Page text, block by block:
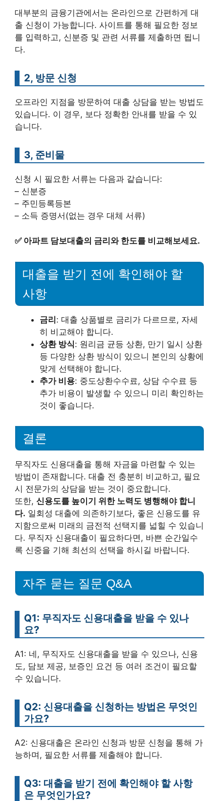
대부분의 금융기관에서는 온라인으로 간편하게 대
출 신청이 가능합니다. 사이트를 통해 필요한 정보
를 입력하고, 신분증 및 관련 서류를 제출하면 됩니
다.
2, 방문 신청
오프라인 지점을 방문하여 대출 상담을 받는 방법도
있습니다. 이 경우, 보다 정확한 안내를 받을 수 있
습니다.
3, 준비물
신청 시 필요한 서류는 다음과 같습니다:
– 신분증
– 주민등록등본
– 소득 증명서(없는 경우 대체 서류)
✅ 아파트 담보대출의 금리와 한도를 비교해보세요.
대출을 받기 전에 확인해야 할
사항
금리: 대출 상품별로 금리가 다르므로, 자세
히 비교해야 합니다.
상환 방식: 원리금 균등 상환, 만기 일시 상환
등 다양한 상환 방식이 있으니 본인의 상황에
맞게 선택해야 합니다.
추가 비용: 중도상환수수료, 상담 수수료 등
추가 비용이 발생할 수 있으니 미리 확인하는
것이 좋습니다.
결론
무직자도 신용대출을 통해 자금을 마련할 수 있는
방법이 존재합니다. 대출 전 충분히 비교하고, 필요
시 전문가의 상담을 받는 것이 중요합니다.
또한, 신용도를 높이기 위한 노력도 병행해야 합니
다. 일회성 대출에 의존하기보다, 좋은 신용도를 유
지함으로써 미래의 금전적 선택지를 넓힐 수 있습니
다. 무직자 신용대출이 필요하다면, 바쁜 순간일수
록 신중을 기해 최선의 선택을 하시길 바랍니다.
자주 묻는 질문 Q&A
Q1: 무직자도 신용대출을 받을 수 있나
요?
A1: 네, 무직자도 신용대출을 받을 수 있으나, 신용
도, 담보 제공, 보증인 요건 등 여러 조건이 필요할
수 있습니다.
Q2: 신용대출을 신청하는 방법은 무엇인
가요?
A2: 신용대출은 온라인 신청과 방문 신청을 통해 가
능하며, 필요한 서류를 제출해야 합니다.
Q3: 대출을 받기 전에 확인해야 할 사항
은 무엇인가요?